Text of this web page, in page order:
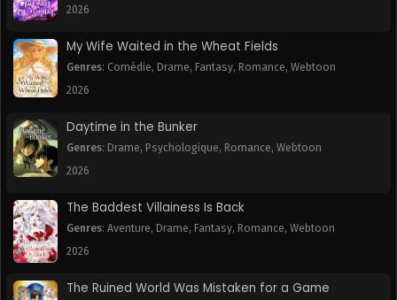
2026
My Wife Waited in the Wheat Fields
Genres: Comédie, Drame, Fantasy, Romance, Webtoon
2026
Daytime in the Bunker
Genres: Drame, Psychologique, Romance, Webtoon
2026
The Baddest Villainess Is Back
Genres: Aventure, Drame, Fantasy, Romance, Webtoon
2026
The Ruined World Was Mistaken for a Game